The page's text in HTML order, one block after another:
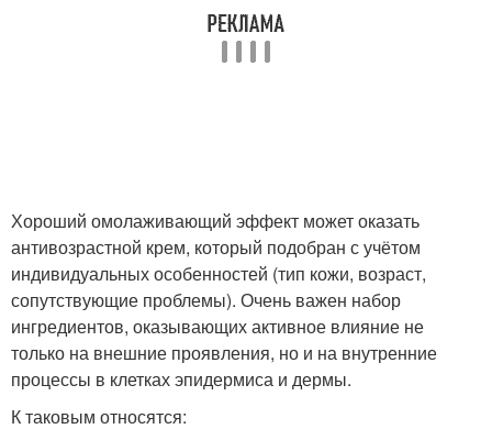
Хороший омолаживающий эффект может оказать
антивозрастной крем, который подобран с учётом
индивидуальных особенностей (тип кожи, возраст,
сопутствующие проблемы). Очень важен набор
ингредиентов, оказывающих активное влияние не
только на внешние проявления, но и на внутренние
процессы в клетках эпидермиса и дермы.
К таковым относятся: